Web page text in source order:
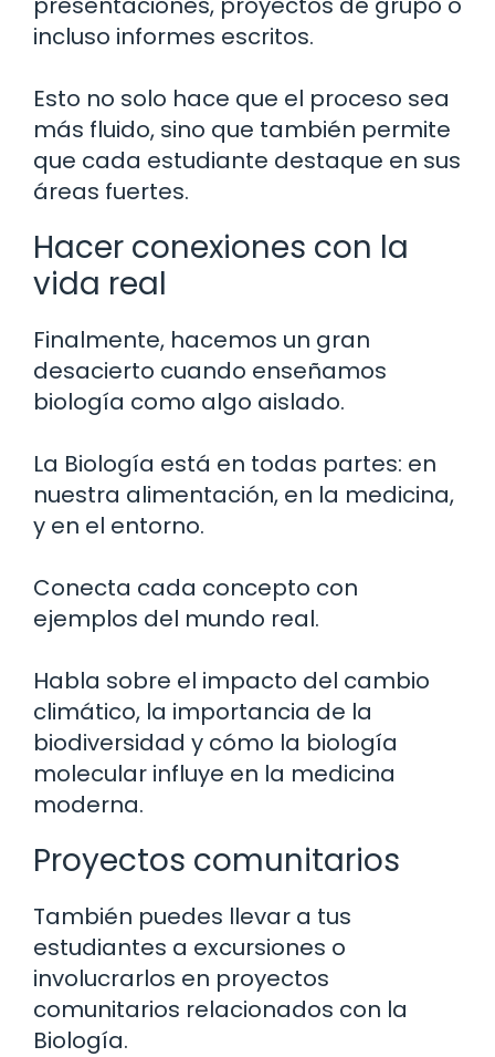
incluso informes escritos.
Esto no solo hace que el proceso sea
más fluido, sino que también permite
que cada estudiante destaque en sus
áreas fuertes.
Hacer conexiones con la
vida real
Finalmente, hacemos un gran
desacierto cuando enseñamos
biología como algo aislado.
La Biología está en todas partes: en
nuestra alimentación, en la medicina,
y en el entorno.
Conecta cada concepto con
ejemplos del mundo real.
Habla sobre el impacto del cambio
climático, la importancia de la
biodiversidad y cómo la biología
molecular influye en la medicina
moderna.
Proyectos comunitarios
También puedes llevar a tus
estudiantes a excursiones o
involucrarlos en proyectos
comunitarios relacionados con la
Biología.